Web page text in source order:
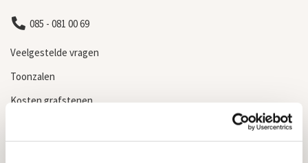
085 - 081 00 69
Veelgestelde vragen
Toonzalen
Kosten grafstenen